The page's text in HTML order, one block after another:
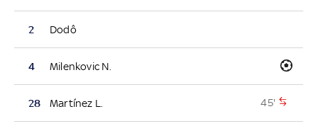
2 Dodô
4 Milenkovic N.
28 Martínez L. 45'